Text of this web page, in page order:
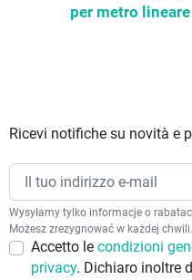
per metro lineare
Ricevi notifiche su novità e
Wysyłamy tylko informacje o
Możesz zrezygnować w każdej chwili.
Accetto le condizioni
privacy. Dichiaro inoltre